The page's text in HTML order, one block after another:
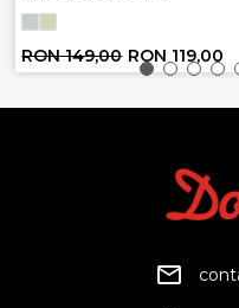
RON 149,00 RON 119,00